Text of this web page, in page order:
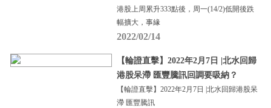
港股上周累升333點後，周一(14/2)低開後跌
幅擴大，事緣
2022/02/14
【輪證直擊】2022年2月7日 |北水回歸
港股呆滯 匯豐騰訊回調要吸納？
【輪證直擊】2022年2月7日 |北水回歸港股呆
滯 匯豐騰訊